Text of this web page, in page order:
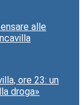
alle
ore 23: un
droga»